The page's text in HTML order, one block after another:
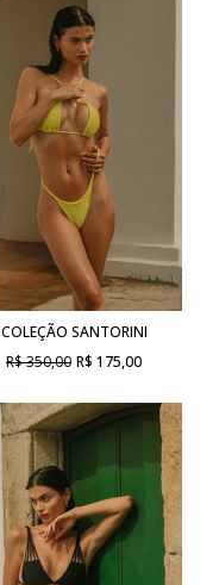
COLEÇÃO SANTORINI
R$ 350,00 R$ 175,00